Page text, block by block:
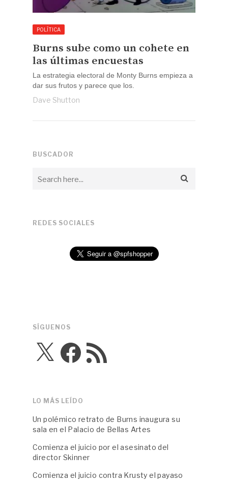
POLÍTICA
Burns sube como un cohete en
las últimas encuestas
La estrategia electoral de Monty Burns empieza a
dar sus frutos y parece que los.
Dave Shutton
BUSCADOR
REDES SOCIALES
SÍGUENOS
X FacebookFeed
RSS
LO MÁS LEÍDO
Un polémico retrato de Burns inaugura su
sala en el Palacio de Bellas Artes
Comienza el juicio por el asesinato del
director Skinner
Comienza el juicio contra Krusty el payaso